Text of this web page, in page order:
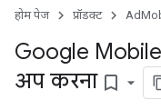
होम पेज प्रॉडक्ट
Google
अप करना bookmark_border